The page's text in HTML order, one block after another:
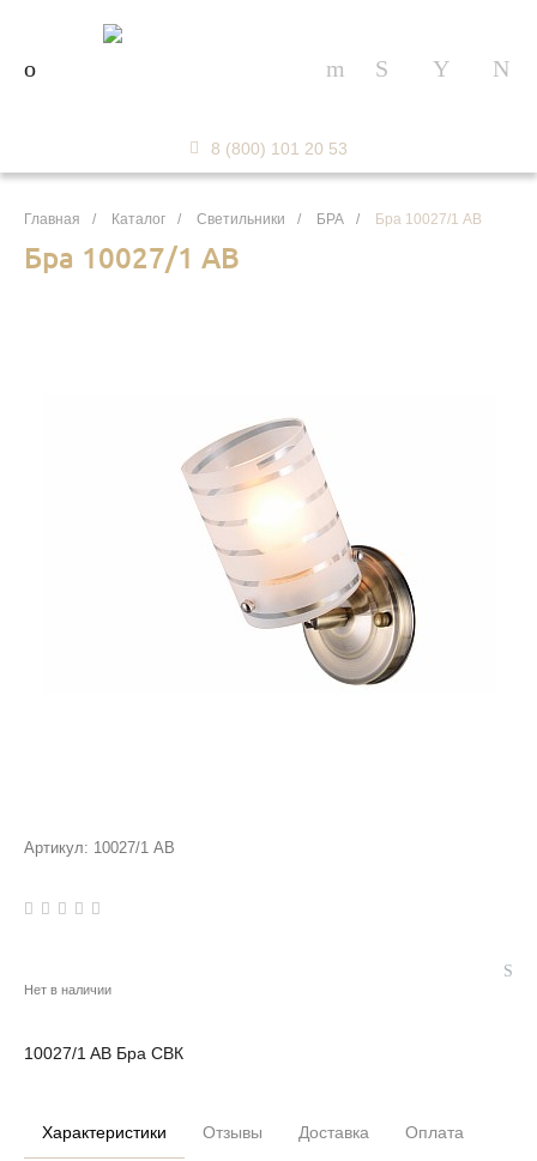
8 (800) 101 20 53
Главная / Каталог / Светильники / БРА / Бра 10027/1 AB
Бра 10027/1 AB
Артикул: 10027/1 AB
Нет в наличии
10027/1 AB Бра СВК
Характеристики Отзывы Доставка Оплата